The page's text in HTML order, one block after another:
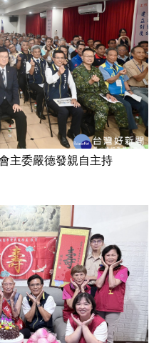
主委嚴德發親自主持